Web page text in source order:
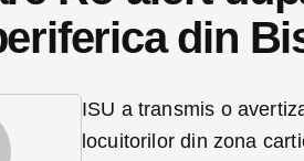
din
ISU a transmis o
locuitorilor din zona